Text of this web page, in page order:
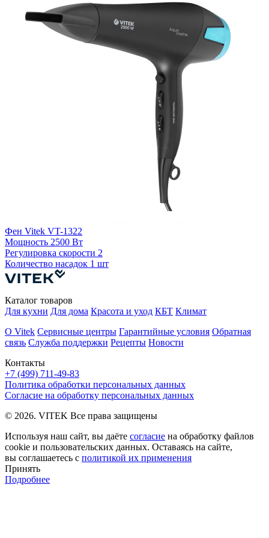
Фен Vitek VT-1322
Мощность 2500 Вт
Регулировка скорости 2
Количество насадок 1 шт
Контакты
+7 (499) 711-49-83
Каталог товаров
Для кухни Для дома Красота и уход КБТ Климат
О Vitek Сервисные центры Гарантийные условия Обратная
связь Служба поддержки Рецепты Новости
Политика обработки персональных данных
Согласие на обработку персональных данных
© 2026. VITEK Все права защищены
Используя наш сайт, вы даёте согласие на обработку файлов
cookie и пользовательских данных. Оставаясь на сайте,
вы соглашаетесь с политикой их применения
Принять
Подробнее